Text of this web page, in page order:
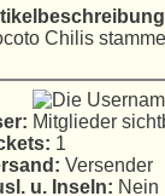
Chilis
1
Versender
u. Inseln: Nein